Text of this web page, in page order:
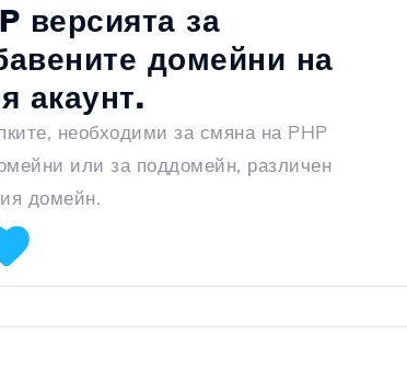
версията за
домейни на
акаунт.
необходими за смяна на PHP
или за поддомейн, различен
домейн.